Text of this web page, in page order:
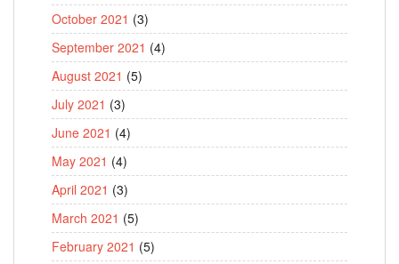
October 2021 (3)
September 2021 (4)
August 2021 (5)
July 2021 (3)
June 2021 (4)
May 2021 (4)
April 2021 (3)
March 2021 (5)
February 2021 (5)